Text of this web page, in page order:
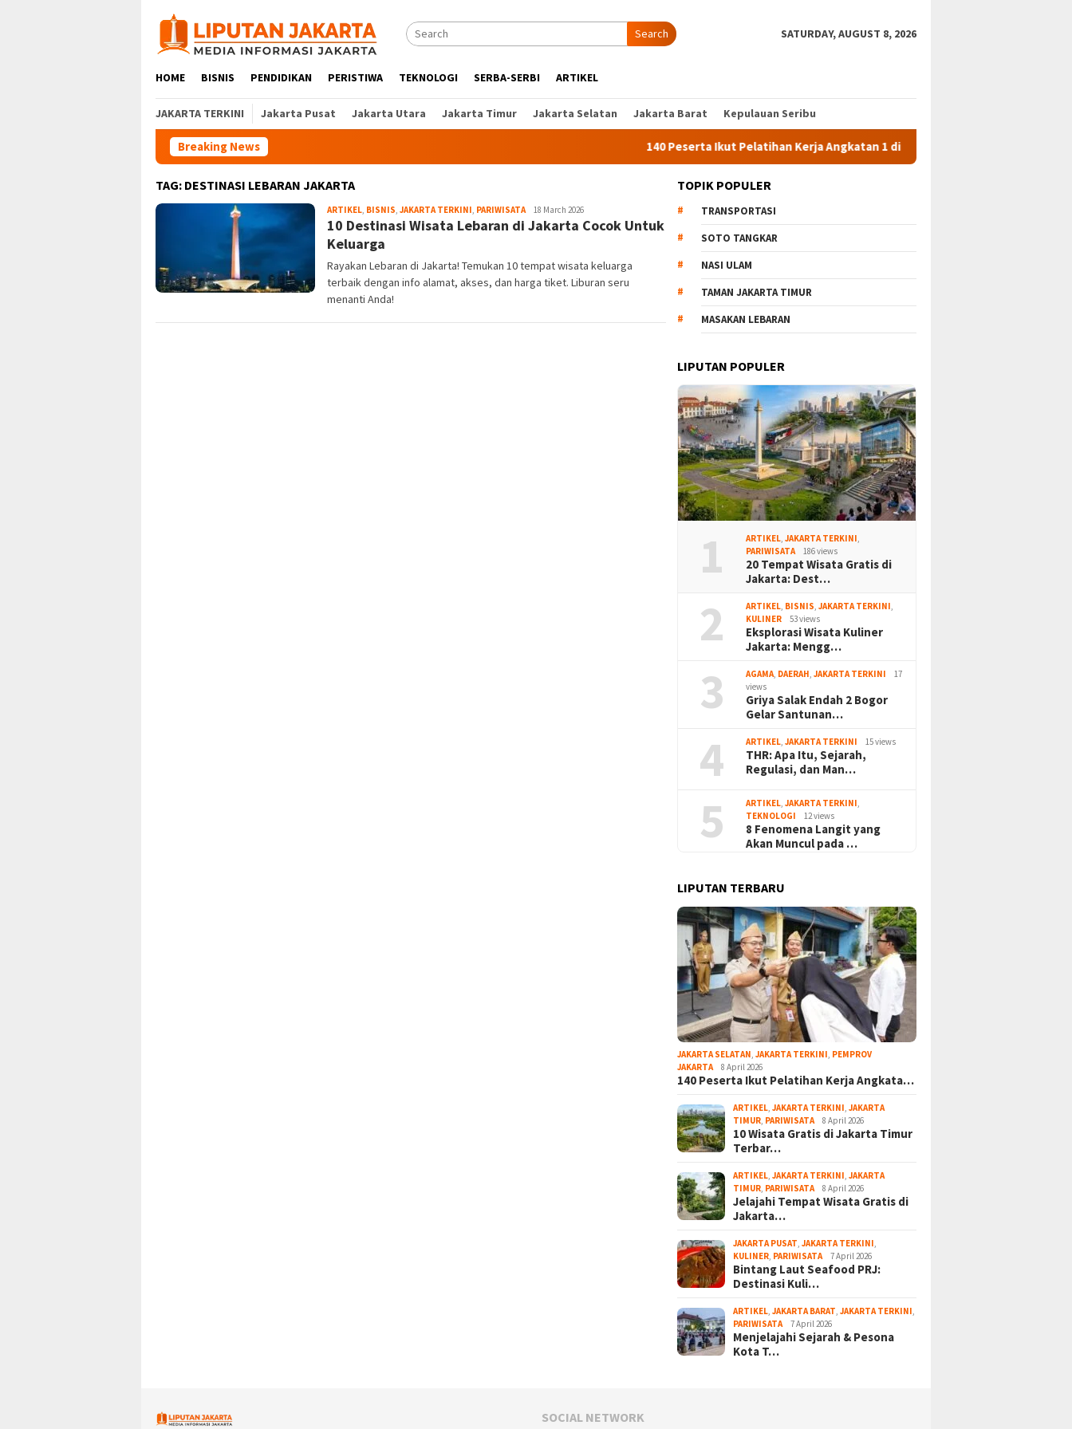
content
Search SATURDAY, AUGUST 8, 2026
HOME BISNIS PENDIDIKAN PERISTIWA TEKNOLOGI SERBA-SERBI ARTIKEL
JAKARTA TERKINI Jakarta Pusat Jakarta Utara Jakarta Timur Jakarta Selatan Jakarta Barat Kepulauan Seribu
Breaking News 140 Peserta Ikut Pelatihan Kerja Angkatan 1 di PPKD Jaksel
TAG: DESTINASI LEBARAN JAKARTA
ARTIKEL, BISNIS, JAKARTA TERKINI, PARIWISATALiputan
Jakarta
18 March 2026
10 Destinasi Wisata Lebaran di Jakarta Cocok Untuk
Keluarga
Rayakan Lebaran di Jakarta! Temukan 10 tempat wisata keluarga
terbaik dengan info alamat, akses, dan harga tiket. Liburan seru
menanti Anda!
TOPIK POPULER
TRANSPORTASI
SOTO TANGKAR
NASI ULAM
TAMAN JAKARTA TIMUR
MASAKAN LEBARAN
LIPUTAN POPULER
1 ARTIKEL ,JAKARTA TERKINI
PARIWISATA
186 views
20 Tempat Wisata Gratis di
Jakarta: Dest…
2 ARTIKEL BISNIS ,JAKARTA TERKINI
KULINER
53 views
Eksplorasi Wisata Kuliner
Jakarta: Mengg…
3 AGAMA DAERAH ,JAKARTA TERKINI
17
views
Griya Salak Endah 2 Bogor
Gelar Santunan…
4 ARTIKEL ,JAKARTA TERKINI 15 views
THR: Apa Itu, Sejarah,
Regulasi, dan Man…
5 ARTIKEL ,JAKARTA TERKINI
TEKNOLOGI
12 views
8 Fenomena Langit yang
Akan Muncul pada …
LIPUTAN TERBARU
JAKARTA SELATAN ,JAKARTA TERKINI PEMPROV
JAKARTA
8 April 2026
140 Peserta Ikut Pelatihan Kerja Angkata…
ARTIKEL ,JAKARTA TERKINI ,JAKARTA
TIMUR PARIWISATA 8 April 2026
10 Wisata Gratis di Jakarta Timur
Terbar…
ARTIKEL ,JAKARTA TERKINI ,JAKARTA
TIMUR PARIWISATA 8 April 2026
Jelajahi Tempat Wisata Gratis di
Jakarta…
JAKARTA PUSAT ,JAKARTA TERKINI
KULINER PARIWISATA 7 April 2026
Bintang Laut Seafood PRJ:
Destinasi Kuli…
ARTIKEL ,JAKARTA BARAT ,JAKARTA TERKINI
PARIWISATA
7 April 2026
Menjelajahi Sejarah & Pesona
Kota T…
SOCIAL NETWORK